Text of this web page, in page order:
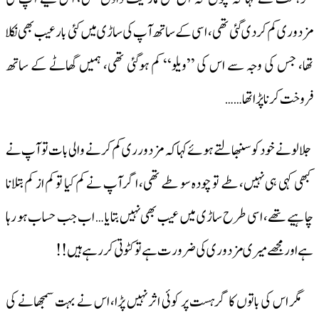
مزدوری کم کردی گئی تھی، اسی کے ساتھ آپ کی ساڑی میں کئی بار عیب بھی نکلا
تھا، جس کی وجہ سے اس کی ’’ویلو‘‘ کم ہوگئی تھی، ہمیں گھاٹے کے ساتھ
فروخت کرنا پڑا تھا……
جلالو نے خود کو سنبھالتے ہوئے کہا کہ مزدورری کم کرنے والی بات تو آپ نے
کبھی کہی ہی نہیں، طے تو چودہ سو طے تھی، اگر آپ نے کم کیا تو کم از کم بتلانا
چاہیے تھے، اسی طرح ساڑی میں عیب بھی نہیں بتایا … اب جب حساب ہو رہا
ہے اور مجھے میری مزدوری کی ضرورت ہے تو کٹوتی کر رہے ہیں!!
مگر اس کی باتوں کا گرہست پر کوئی اثر نہیں پڑا، اس نے بہت سمجھانے کی